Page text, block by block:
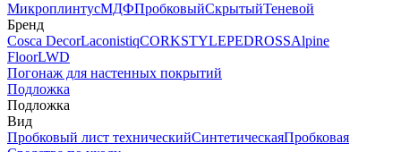
МикроплинтусМДФПробковыйСкрытыйТеневой
Бренд
Cosca DecorLaconistiqCORKSTYLEPEDROSSAlpine
FloorLWD
Погонаж для настенных покрытий
Подложка
Подложка
Вид
Пробковый лист техническийСинтетическаяПробковая